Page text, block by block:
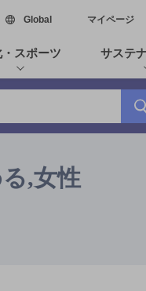
Global新しいウィンドウで開
マイページ
スポーツ サステ
,女性